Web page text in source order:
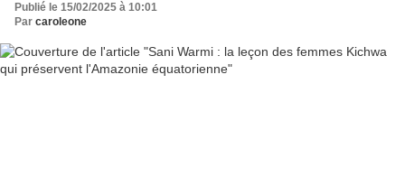
Publié le 15/02/2025 à 10:01
Par caroleone